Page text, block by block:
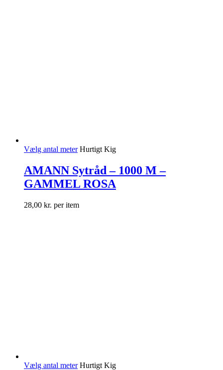
Vælg antal meter Hurtigt Kig
AMANN Sytråd – 1000 M –
GAMMEL ROSA
28,00 kr. per item
Vælg antal meter Hurtigt Kig